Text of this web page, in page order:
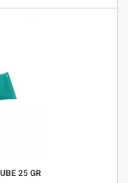
25 GR